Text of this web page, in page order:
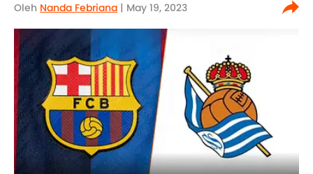
Oleh Nanda Febriana | May 19, 2023